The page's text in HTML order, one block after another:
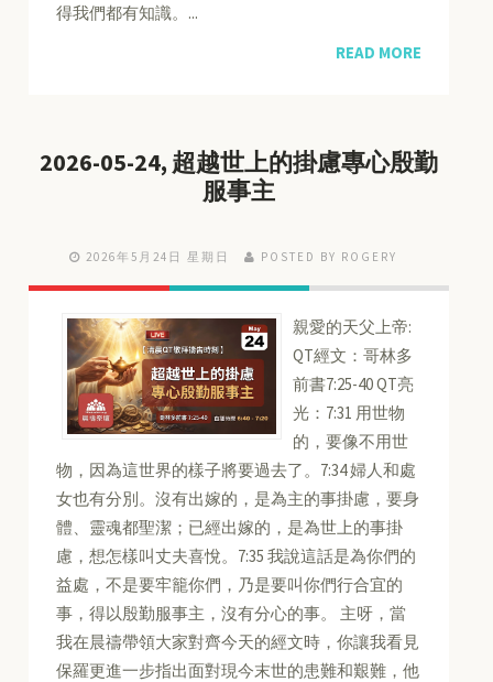
得我們都有知識。...
READ MORE
2026-05-24, 超越世上的掛慮專心殷勤
服事主
2026年5月24日 星期日 POSTED BY ROGERY
親愛的天父上帝:
QT經文：哥林多
前書7:25-40 QT亮
光：7:31 用世物
的，要像不用世
物，因為這世界的樣子將要過去了。7:34 婦人和處
女也有分別。沒有出嫁的，是為主的事掛慮，要身
體、靈魂都聖潔；已經出嫁的，是為世上的事掛
慮，想怎樣叫丈夫喜悅。7:35 我說這話是為你們的
益處，不是要牢籠你們，乃是要叫你們行合宜的
事，得以殷勤服事主，沒有分心的事。 主呀，當
我在晨禱帶領大家對齊今天的經文時，你讓我看見
保羅更進一步指出面對現今末世的患難和艱難，他